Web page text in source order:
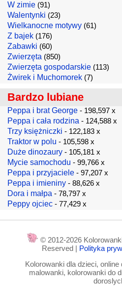
W zimie (91)
Walentynki (23)
Wielkanocne motywy (61)
Z bajek (176)
Zabawki (60)
Zwierzęta (850)
Zwierzęta gospodarskie (113)
Żwirek i Muchomorek (7)
Bardzo lubiane
Peppa i brat George - 198,597 x
Peppa i cała rodzina - 124,588 x
Trzy księżniczki - 122,183 x
Traktor w polu - 105,598 x
Duże dinozaury - 105,181 x
Mycie samochodu - 99,766 x
Peppa i przyjaciele - 97,207 x
Peppa i imieniny - 88,626 x
Dora i małpa - 78,797 x
Peppy ojciec - 77,429 x
© 2012-2026
Reserved | Polityka
Kolorowanki dla dzieci,
malowanki, kolorowanki do